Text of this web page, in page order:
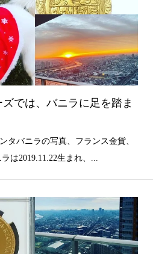
ズでは、バニラに足を踏ま
タバニラの写真、フランス金貨、
は2019.11.22生まれ、...